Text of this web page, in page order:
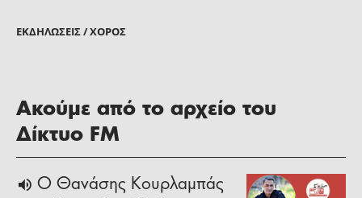
ΕΚΔΗΛΏΣΕΙΣ / ΧΟΡΌΣ
Ακούμε από το αρχείο του
Δίκτυο FM
Ο Θανάσης Κουρλαμπάς